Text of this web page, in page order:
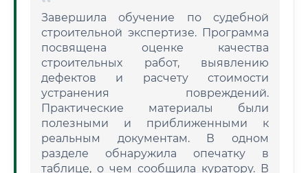
Завершила обучение по судебной
строительной экспертизе. Программа
посвящена оценке качества
строительных работ, выявлению
дефектов и расчету стоимости
устранения повреждений.
Практические материалы были
полезными и приближенными к
реальным документам. В одном
разделе обнаружила опечатку в
таблице, о чем сообщила куратору. В